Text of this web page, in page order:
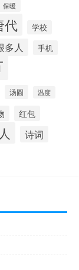
保暖
代 学校
多人 手机
汤圆 温度
红包
诗词